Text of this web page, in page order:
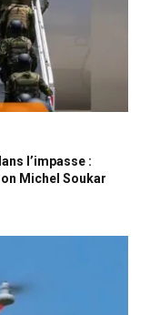
l’impasse :
Michel Soukar